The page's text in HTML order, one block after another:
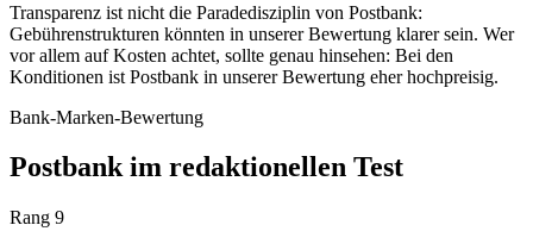
Transparenz ist nicht die Paradedisziplin von Postbank:
Gebührenstrukturen könnten in unserer Bewertung klarer sein. Wer
vor allem auf Kosten achtet, sollte genau hinsehen: Bei den
Konditionen ist Postbank in unserer Bewertung eher hochpreisig.
Bank-Marken-Bewertung
Postbank im redaktionellen Test
Rang 9